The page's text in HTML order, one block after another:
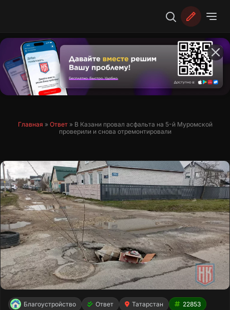
Главная » Ответ» В Казани провал асфальта на 5-й Муромской
проверили и снова отремонтировали
Благоустройство Ответ Татарстан
22853